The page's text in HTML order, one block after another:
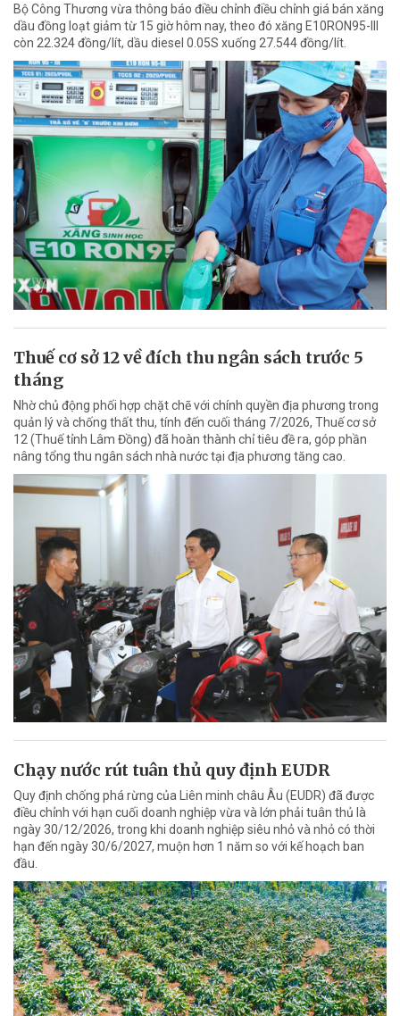
Bộ Công Thương vừa thông báo điều chỉnh điều chỉnh giá bán xăng
dầu đồng loạt giảm từ 15 giờ hôm nay, theo đó xăng E10RON95-III
còn 22.324 đồng/lít, dầu diesel 0.05S xuống 27.544 đồng/lít.
Thuế cơ sở 12 về đích thu ngân sách trước 5
tháng
Nhờ chủ động phối hợp chặt chẽ với chính quyền địa phương trong
quản lý và chống thất thu, tính đến cuối tháng 7/2026, Thuế cơ sở
12 (Thuế tỉnh Lâm Đồng) đã hoàn thành chỉ tiêu đề ra, góp phần
nâng tổng thu ngân sách nhà nước tại địa phương tăng cao.
Chạy nước rút tuân thủ quy định EUDR
Quy định chống phá rừng của Liên minh châu Âu (EUDR) đã được
điều chỉnh với hạn cuối doanh nghiệp vừa và lớn phải tuân thủ là
ngày 30/12/2026, trong khi doanh nghiệp siêu nhỏ và nhỏ có thời
hạn đến ngày 30/6/2027, muộn hơn 1 năm so với kế hoạch ban
đầu.